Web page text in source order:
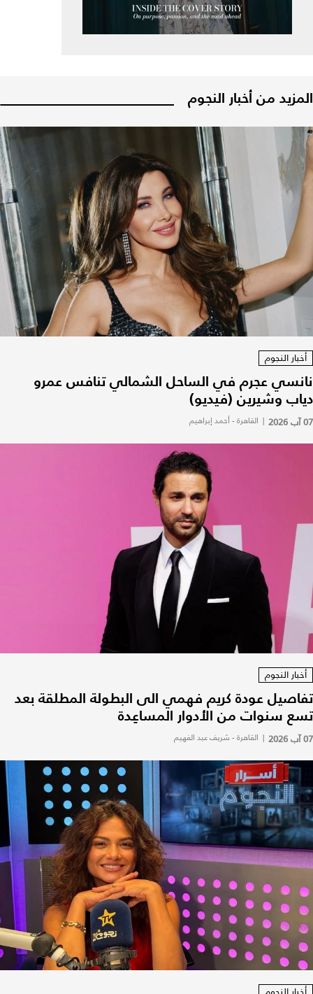
المزيد من أخبار النجوم
أخبار النجوم
نانسي عجرم في الساحل الشمالي تنافس عمرو
دياب وشيرين (فيديو)
07 آب 2026 | القاهرة - أحمد إبراهيم
أخبار النجوم
تفاصيل عودة كريم فهمي الى البطولة المطلقة بعد
تسع سنوات من الأدوار المساعِدة
07 آب 2026 | القاهرة - شريف عبد الفهيم